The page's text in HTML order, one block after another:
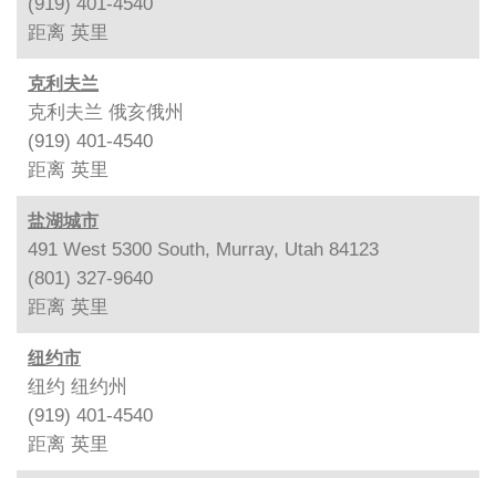
距离 英里
克利夫兰
克利夫兰 俄亥俄州
(919) 401-4540
距离 英里
盐湖城市
491 West 5300 South, Murray, Utah 84123
(801) 327-9640
距离 英里
纽约市
纽约 纽约州
(919) 401-4540
距离 英里